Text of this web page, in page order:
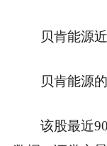
贝肯能源
贝肯能源
该股最近